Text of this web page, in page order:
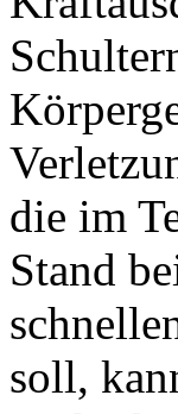
die im
Stand
soll,